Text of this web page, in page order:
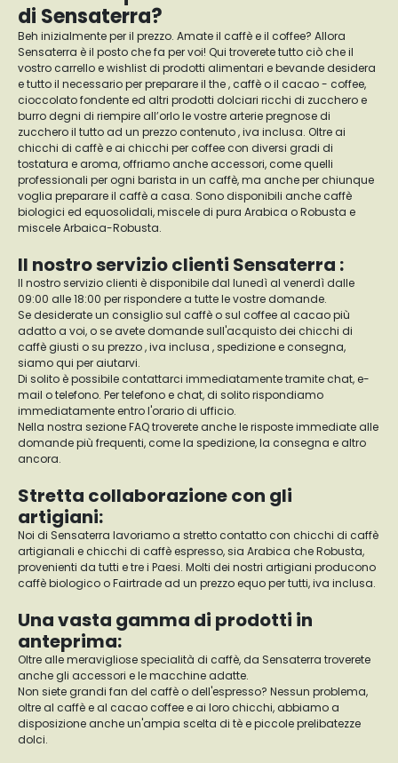
di Sensaterra?
Beh inizialmente per il prezzo. Amate il caffè e il coffee? Allora
Sensaterra è il posto che fa per voi! Qui troverete tutto ciò che il
vostro carrello e wishlist di prodotti alimentari e bevande desidera
e tutto il necessario per preparare il the , caffè o il cacao - coffee,
cioccolato fondente ed altri prodotti dolciari ricchi di zucchero e
burro degni di riempire all’orlo le vostre arterie pregnose di
zucchero il tutto ad un prezzo contenuto , iva inclusa. Oltre ai
chicchi di caffè e ai chicchi per coffee con diversi gradi di
tostatura e aroma, offriamo anche accessori, come quelli
professionali per ogni barista in un caffè, ma anche per chiunque
voglia preparare il caffè a casa. Sono disponibili anche caffè
biologici ed equosolidali, miscele di pura Arabica o Robusta e
miscele Arbaica-Robusta.
Il nostro servizio clienti Sensaterra :
Il nostro servizio clienti è disponibile dal lunedì al venerdì dalle
09:00 alle 18:00 per rispondere a tutte le vostre domande.
Se desiderate un consiglio sul caffè o sul coffee al cacao più
adatto a voi, o se avete domande sull'acquisto dei chicchi di
caffè giusti o su prezzo , iva inclusa , spedizione e consegna,
siamo qui per aiutarvi.
Di solito è possibile contattarci immediatamente tramite chat, e-
mail o telefono. Per telefono e chat, di solito rispondiamo
immediatamente entro l'orario di ufficio.
Nella nostra sezione FAQ troverete anche le risposte immediate alle
domande più frequenti, come la spedizione, la consegna e altro
ancora.
Stretta collaborazione con gli
artigiani:
Noi di Sensaterra lavoriamo a stretto contatto con chicchi di caffè
artigianali e chicchi di caffè espresso, sia Arabica che Robusta,
provenienti da tutti e tre i Paesi. Molti dei nostri artigiani producono
caffè biologico o Fairtrade ad un prezzo equo per tutti, iva inclusa.
Una vasta gamma di prodotti in
anteprima:
Oltre alle meravigliose specialità di caffè, da Sensaterra troverete
anche gli accessori e le macchine adatte.
Non siete grandi fan del caffè o dell'espresso? Nessun problema,
oltre al caffè e al cacao coffee e ai loro chicchi, abbiamo a
disposizione anche un'ampia scelta di tè e piccole prelibatezze
dolci.